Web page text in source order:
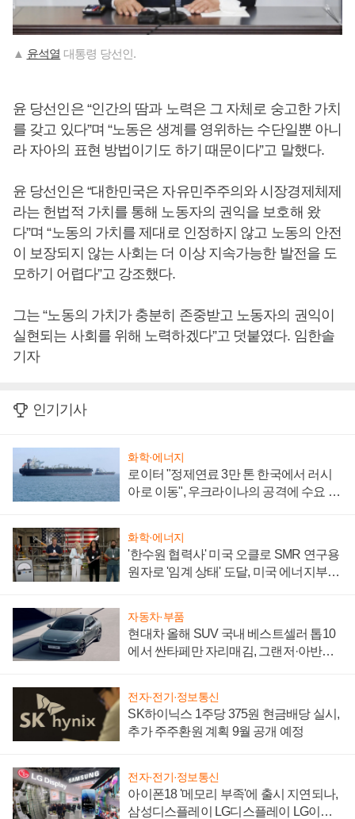
▲ 윤석열 대통령 당선인.
윤 당선인은 “인간의 땀과 노력은 그 자체로 숭고한 가치
를 갖고 있다”며 “노동은 생계를 영위하는 수단일뿐 아니
라 자아의 표현 방법이기도 하기 때문이다”고 말했다.
윤 당선인은 “대한민국은 자유민주주의와 시장경제체제
라는 헌법적 가치를 통해 노동자의 권익을 보호해 왔
다”며 “노동의 가치를 제대로 인정하지 않고 노동의 안전
이 보장되지 않는 사회는 더 이상 지속가능한 발전을 도
모하기 어렵다”고 강조했다.
그는 “노동의 가치가 충분히 존중받고 노동자의 권익이
실현되는 사회를 위해 노력하겠다”고 덧붙였다. 임한솔
기자
인기기사
화학·에너지
로이터 "정제연료 3만 톤 한국에서 러시
아로 이동", 우크라이나의 공격에 수요 늘
화학·에너지
'한수원 협력사' 미국 오클로 SMR 연구용
원자로 '임계 상태' 도달, 미국 에너지부
자동차·부품
현대차 올해 SUV 국내 베스트셀러 톱10
에서 싼타페만 자리매김, 그랜저·아반떼
전자·전기·정보통신
SK하이닉스 1주당 375원 현금배당 실시,
추가 주주환원 계획 9월 공개 예정
전자·전기·정보통신
아이폰18 '메모리 부족'에 출시 지연되나,
삼성디스플레이 LG디스플레이 LG이노